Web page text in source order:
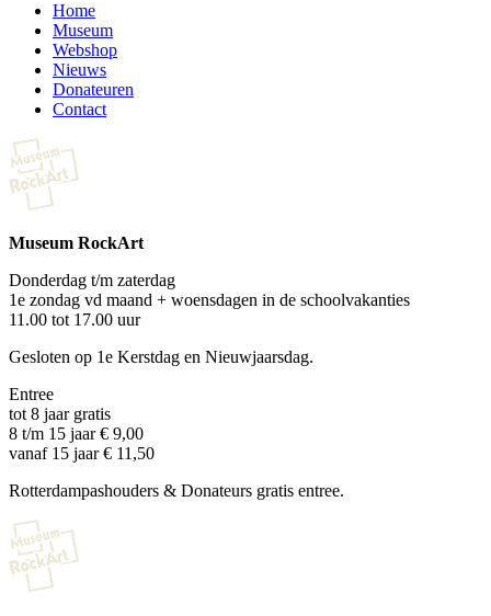
Home
Museum
Webshop
Nieuws
Donateuren
Contact
Museum RockArt
Donderdag t/m zaterdag
1e zondag vd maand + woensdagen in de schoolvakanties
11.00 tot 17.00 uur
Gesloten op 1e Kerstdag en Nieuwjaarsdag.
Entree
tot 8 jaar gratis
8 t/m 15 jaar € 9,00
vanaf 15 jaar € 11,50
Rotterdampashouders & Donateurs gratis entree.